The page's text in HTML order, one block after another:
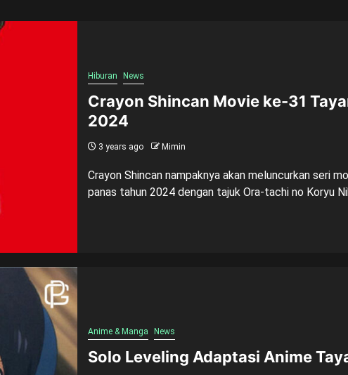
Hiburan News
Crayon Shincan Movie ke-31
2024
3 years ago Mimin
Crayon Shincan nampaknya akan meluncurkan seri
panas tahun 2024 dengan tajuk Ora-tachi no Koryu
Anime & Manga News
Solo Leveling Adaptasi Anime